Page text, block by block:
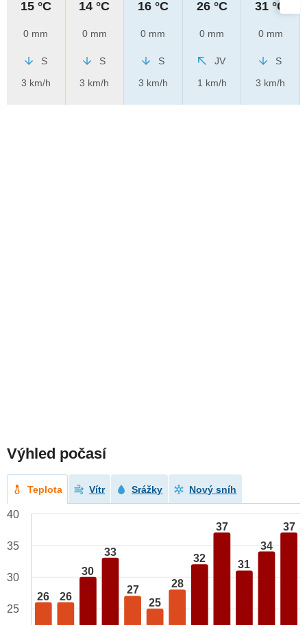
15 °C
0 mm
S
3 km/h
14 °C
0 mm
S
3 km/h
16 °C
0 mm
S
3 km/h
26 °C
0 mm
JV
1 km/h
31 °C
0 mm
S
3 km/h
Výhled počasí
Teplota Vítr Srážky Nový sníh
26 26
30
33
27
25
28
32
37
31
34
37
40
35
30
25